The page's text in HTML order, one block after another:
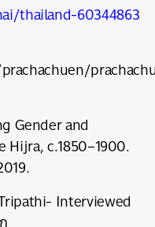
thailand-60344863
Gender and
Hijra, c.1850–1900.
Interviewed